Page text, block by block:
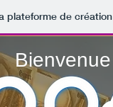
plateforme de